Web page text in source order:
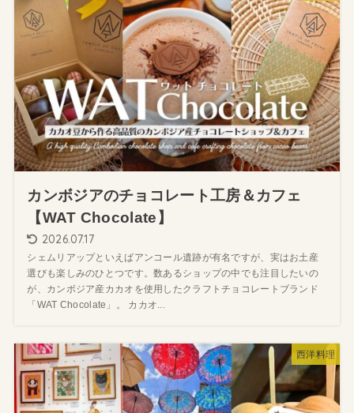
カンボジアのチョコレート工房＆カフェ
【WAT Chocolate】
2026.07.17
シェムリアップといえばアンコール遺跡が有名ですが、実はお土産
選びも楽しみのひとつです。数あるショップの中でも注目したいの
が、カンボジア産カカオを使用したクラフトチョコレートブランド
「WAT Chocolate」。 カカオ...
西洋料理